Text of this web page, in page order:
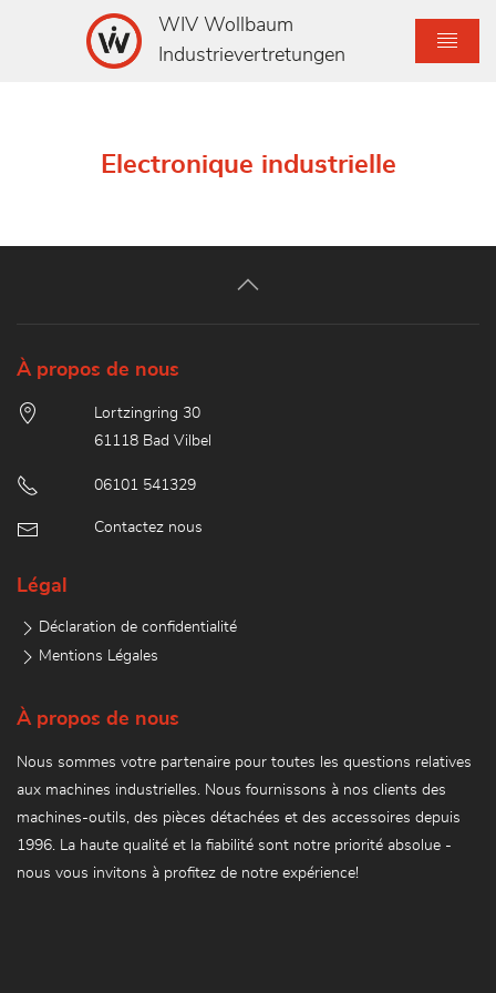
WIV Wollbaum
Industrievertretungen
Electronique industrielle
À propos de nous
Lortzingring 30
61118 Bad Vilbel
06101 541329
Contactez nous
Légal
Déclaration de confidentialité
Mentions Légales
À propos de nous
Nous sommes votre partenaire pour toutes les questions relatives
aux machines industrielles. Nous fournissons à nos clients des
machines-outils, des pièces détachées et des accessoires depuis
1996. La haute qualité et la fiabilité sont notre priorité absolue -
nous vous invitons à profitez de notre expérience!